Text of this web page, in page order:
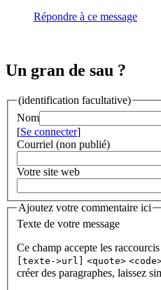
Répondre à ce message
Un gran de sau ?
(identification facultative)
Nom
[Se connecter]
Courriel (non publié)
Votre site web
Ajoutez votre commentaire ici
Texte de votre message
Ce champ accepte les
[texte->url]
<quote>
créer des paragraphes, laissez